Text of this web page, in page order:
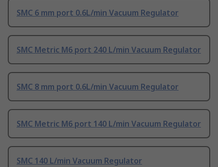
SMC 6 mm port 0.6L/min Vacuum Regulator
SMC Metric M6 port 240 L/min Vacuum Regulator
SMC 8 mm port 0.6L/min Vacuum Regulator
SMC Metric M6 port 140 L/min Vacuum Regulator
SMC 140 L/min Vacuum Regulator